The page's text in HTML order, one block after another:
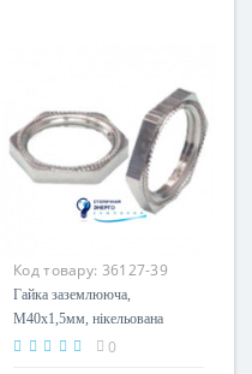
Код товару: 36127-39
Гайка заземлююча,
M40x1,5мм, нікельована
латунь, тип А
0